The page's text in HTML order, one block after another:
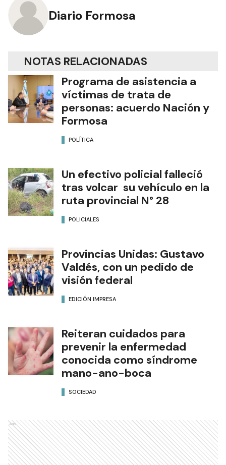
Diario Formosa
NOTAS RELACIONADAS
Programa de asistencia a
víctimas de trata de
personas: acuerdo Nación y
Formosa
POLÍTICA
Un efectivo policial falleció
tras volcar su vehículo en la
ruta provincial N° 28
POLICIALES
Provincias Unidas: Gustavo
Valdés, con un pedido de
visión federal
EDICIÓN IMPRESA
Reiteran cuidados para
prevenir la enfermedad
conocida como síndrome
mano-ano-boca
SOCIEDAD
Ads